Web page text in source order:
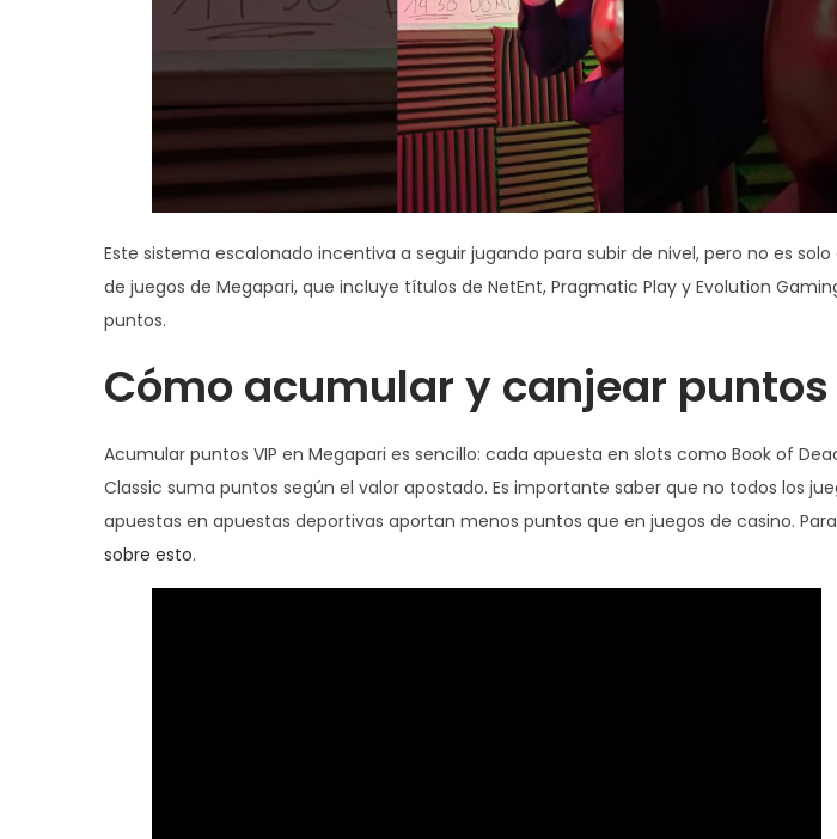
Este sistema escalonado incentiva a seguir jugando para subir de nivel, pero no es
de juegos de Megapari, que incluye títulos de NetEnt, Pragmatic Play y Evolution
puntos.
Cómo acumular y canjear puntos
Acumular puntos VIP en Megapari es sencillo: cada apuesta en slots como Book of
Classic suma puntos según el valor apostado. Es importante saber que no todos los
apuestas en apuestas deportivas aportan menos puntos que en juegos de casino.
sobre esto.